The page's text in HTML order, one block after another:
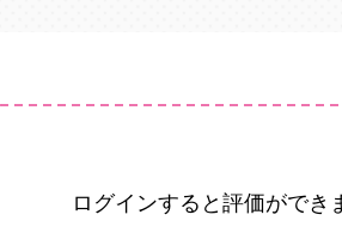
ログインすると評価ができ